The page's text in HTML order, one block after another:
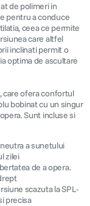
de polimeri in
pentru a conduce
ceea ce permite
care altfel
inclinati permit o
optima de ascultare
care ofera confortul
bobinat cu un singur
Sunt incluse si
a sunetului
zilei
de a opera.
scazuta la SPL-
precisa